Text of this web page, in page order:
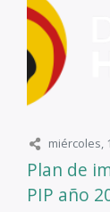
miércoles,
Plan de
PIP año